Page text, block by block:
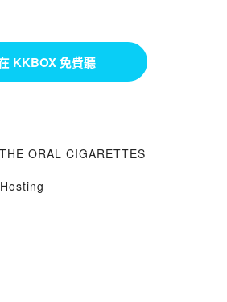
KKBOX 免費聽
ORAL CIGARETTES